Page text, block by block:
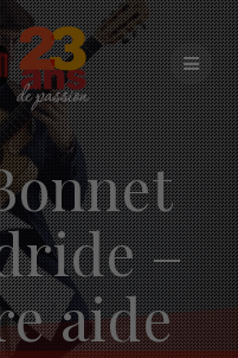
–
aide